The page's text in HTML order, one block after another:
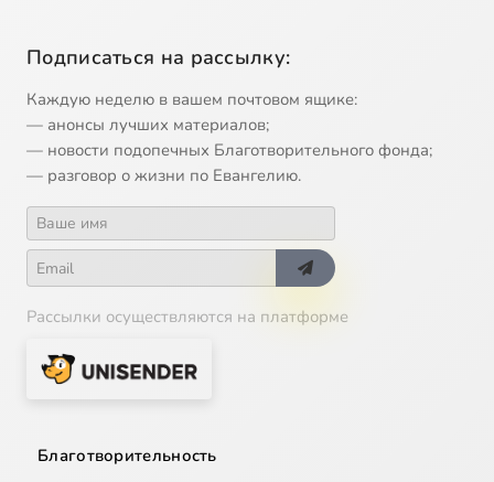
Подписаться на рассылку:
Каждую неделю в вашем почтовом ящике:
— анонсы лучших материалов;
— новости подопечных Благотворительного фонда;
— разговор о жизни по Евангелию.
Рассылки осуществляются на платформе
Благотворительность